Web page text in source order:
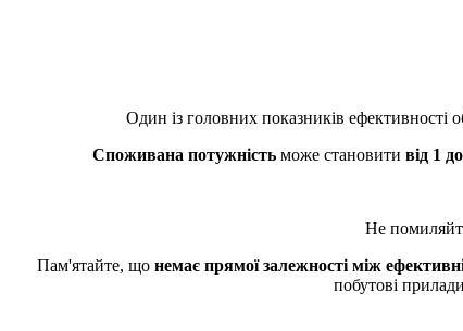
Один із головних показників ефективності
Споживана потужність може становити від 1
Не
Пам'ятайте, що немає прямої залежності між
побутові